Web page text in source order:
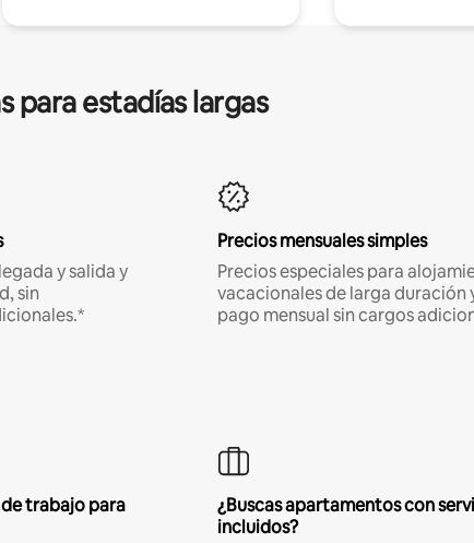
para estadías largas
y salida y
sin
Precios mensuales simples
Precios especiales para
vacacionales de larga duración
pago mensual sin cargos
de trabajo para
¿Buscas apartamentos con
incluidos?